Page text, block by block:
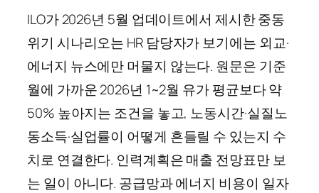
ILO가 2026년 5월 업데이트에서 제시한 중동
위기 시나리오는 HR 담당자가 보기에는 외교·
에너지 뉴스에만 머물지 않는다. 원문은 기준
월에 가까운 2026년 1~2월 유가 평균보다 약
50% 높아지는 조건을 놓고, 노동시간·실질노
동소득·실업률이 어떻게 흔들릴 수 있는지 수
치로 연결한다. 인력계획은 매출 전망표만 보
는 일이 아니다. 공급망과 에너지 비용이 일자